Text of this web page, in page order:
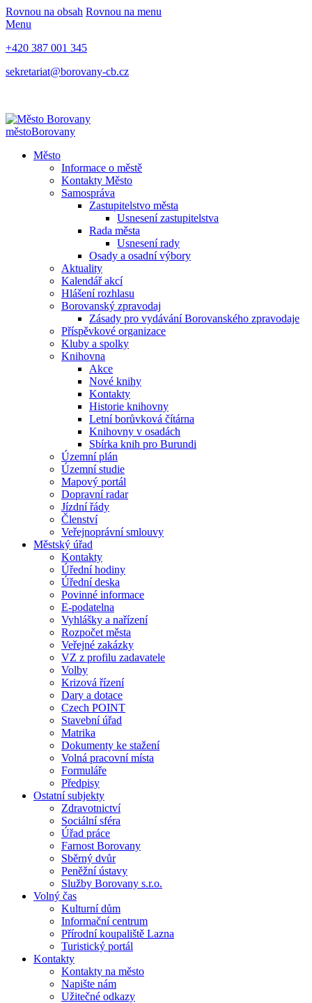
Rovnou na obsah Rovnou na menu
Menu
+420 387 001 345
sekretariat@borovany-cb.cz
městoBorovany
Město
Informace o městě
Kontakty Město
Samospráva
Zastupitelstvo města
Usnesení zastupitelstva
Rada města
Usnesení rady
Osady a osadní výbory
Aktuality
Kalendář akcí
Hlášení rozhlasu
Borovanský zpravodaj
Zásady pro vydávání Borovanského zpravodaje
Příspěvkové organizace
Kluby a spolky
Knihovna
Akce
Nové knihy
Kontakty
Historie knihovny
Letní borůvková čítárna
Knihovny v osadách
Sbírka knih pro Burundi
Územní plán
Územní studie
Mapový portál
Dopravní radar
Jízdní řády
Členství
Veřejnoprávní smlouvy
Městský úřad
Kontakty
Úřední hodiny
Úřední deska
Povinné informace
E-podatelna
Vyhlášky a nařízení
Rozpočet města
Veřejné zakázky
VZ z profilu zadavatele
Volby
Krizová řízení
Dary a dotace
Czech POINT
Stavební úřad
Matrika
Dokumenty ke stažení
Volná pracovní místa
Formuláře
Předpisy
Ostatní subjekty
Zdravotnictví
Sociální sféra
Úřad práce
Farnost Borovany
Sběrný dvůr
Peněžní ústavy
Služby Borovany s.r.o.
Volný čas
Kulturní dům
Informační centrum
Přírodní koupaliště Lazna
Turistický portál
Kontakty
Kontakty na město
Napište nám
Užitečné odkazy